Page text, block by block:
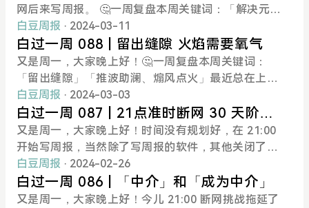
块的金钱支持。作为回报，我会给转账支持我的朋友
们
访 Dwarkesh 的播客，顿感亲切了不少！这周阅读
也比较多，联系也很多，改天记录一下。「短时间大
量重复」是 1000h.org 项目中的核心理念，我扩展到
了大量相关的内容，就能产生奇妙的链接。我在想，
应该
的方法论，然后和过去的自己进行对比。今天太疲
惫，周报偷下懒，写短些。另，这周也发了新歌：📚
白在读书《建筑的永恒之道》四星，非常推荐。这本
书每天在睡前阅读，读的纸质版。建筑系学生必读的
作品，将空间、文化和语言都联系起来。《财富的起
源》四星，非常推荐。财富其实是一种负熵。让个人
或更大的群体变得更加有秩序。这个观点和思路不
错，论证太繁琐，2008年就出版了，2018 年左右才
翻译到国内。《我，刀枪不入》三星半，不推荐。作
者是黑人。小时候遭受家暴、种族歧视以及肥胖。讲
述了他的一生他是成为了雪豹突击队的队员、挑战超
级马拉松，铁人三项，对自己非常狠，直面问题。我
能借鉴的是
show up，真诚记录就好。 每周个人结构性的复盘也
还在，不过由公开的周报更改为了填写表单+写周复
盘文档和朋友开线上周会的方式（改天写一个 SO
P）。目前个人的结构性复盘表单如下，感兴趣的小
伙伴可以参考：🤔一周复盘本周关键词：「重复回
答」「同样的问题」过年回来开始间歇性进行新的 Ex
plore：让自己重复去回答同样的问题，记录变化。形
式：至少每隔两天让自己打开摄像头，看着屏幕上的
自己，回答我《豆七问》中的七个问题；在周复盘文
档中也有一个模块，同样是《豆七问》不过是用写的
形式。尝试对着镜头说话，本来是为了让自己脱敏，
不害怕出镜和听自己的声音，让自己多说中文，尽量
简洁表达自己。最开始是复述做的事情、阅读的内
网后来写周报。 🤔一周复盘本周关键词：「解决元问
题」工作三年多，发现针对同一个类型的活动流程还
没理顺，开始反思并改进。一场活动整体上有三个要
素：人、事、物。这周工作上的一场活动，我对参加
的人居然还很模糊，即使是过往的活动中已经见了很
多次，即使是他们和公司的关系很好，未来大概率还
会继续见到。我只是有个大概的印象。虽不是我的工
作范围，我的工作具体多在「事」和「物」上，策划
性、支持性、工具性的工作，虽不直接接触到
「人」，但有时候也会涉及，涉及到的时候我的脑子
就很拉胯，还经常性弄混。之前在路上遇到街坊、远
门亲戚都会因为不熟悉，不能 100% 确定对方是谁，
白豆周报 · 2024-03-11
白过一周 088 | 留出缝隙 火焰需要氧气
又是周一，大家晚上好！🤔一周复盘本周关键词：
「留出缝隙」「推波助澜、煽风点火」最近总在上楼
的时候听 Paul Graham 文章制作成的歌曲，他提到要
想做到一项 Great Work，不要透支消耗自己，不要
burn out ：「Work as hard as you can without b
urning out，and this will eventually bring you to
one of the frontier of knowledge. Exercise and e
at and sleep well and avoid the more dangerous
drugs.」最近一周有些 burn out 了，还是要缓一
白豆周报 · 2024-03-03
白过一周 087 | 21点准时断网 30 天阶段
总结
又是周一，大家晚上好！时间没有规划好，在 21:00
开始写周报，当然除了写周报的软件，其他关闭了，
手机也没有查看了。🤔一周复盘本周关键词：「5am
project」「30天总结」今天刚好是我进行 #5amproj
ect# 实验的第 30 天。借着周报的契机进行一个阶段
白豆周报 · 2024-02-26
白过一周 086 | 「中介」和「成为中介」
又是周一，大家晚上好！今儿 21:00 断网挑战拖延了